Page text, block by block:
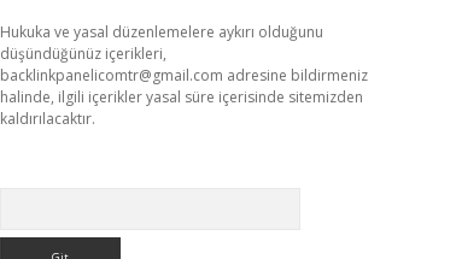
Hukuka ve yasal düzenlemelere aykırı olduğunu
düşündüğünüz içerikleri,
backlinkpanelicomtr@gmail.com adresine bildirmeniz
halinde, ilgili içerikler yasal süre içerisinde sitemizden
kaldırılacaktır.